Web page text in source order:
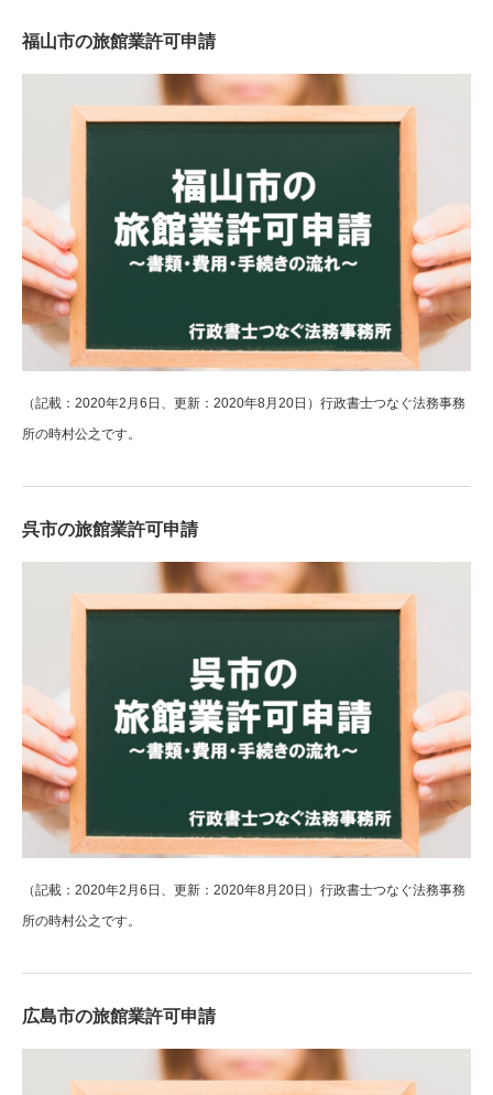
福山市の旅館業許可申請
（記載：2020年2月6日、更新：2020年8月20日）行政書士つなぐ法務事務
所の時村公之です。
呉市の旅館業許可申請
（記載：2020年2月6日、更新：2020年8月20日）行政書士つなぐ法務事務
所の時村公之です。
広島市の旅館業許可申請